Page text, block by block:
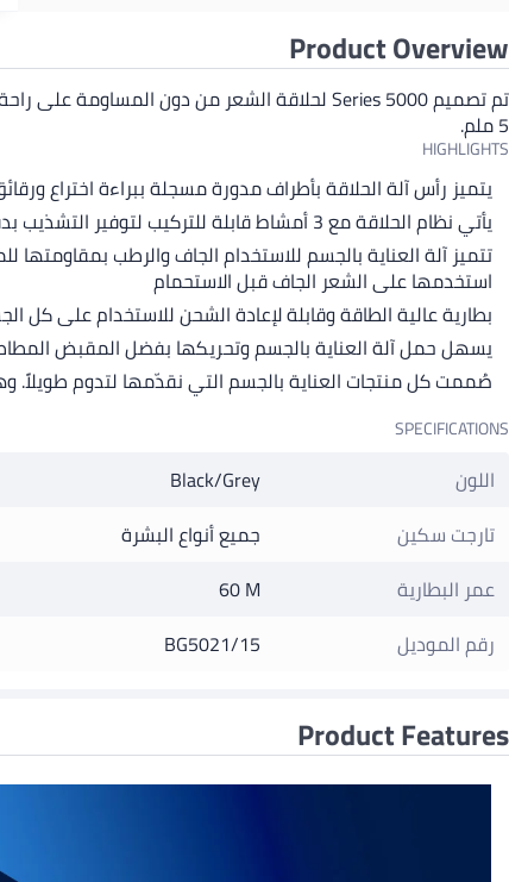
Product Overview
5 ملم.
HIGHLIGHTS
يتميز رأس آلة الحلاقة بأطراف مدورة مسجلة ببراءة اختراع
يأتي نظام الحلاقة مع 3 أمشاط قابلة للتركيب لتوفير التشذيب بدقة 2 مم و3 مم و5 مم، أو يمكنك استخدامه بدون أي مشط لنتيجة أكثر دقة.
تتميز آلة العناية بالجسم للاستخدام الجاف والرطب
استخدمها على الشعر الجاف قبل الاستحمام
بطارية عالية الطاقة وقابلة لإعادة الشحن للاستخدام على كل الجسم، مع استخدام لاسلكي لمدة 60 دقيقة. مع حل الشحن
يسهل حمل آلة العناية بالجسم وتحريكها بفضل المقبض
صُممت كل منتجات العناية بالجسم التي نقدّمها لتدوم
SPECIFICATIONS
اللون
Black/Grey
تارجت سكين
جميع أنواع البشرة
عمر البطارية
60 M
رقم الموديل
BG5021/15
Product Features